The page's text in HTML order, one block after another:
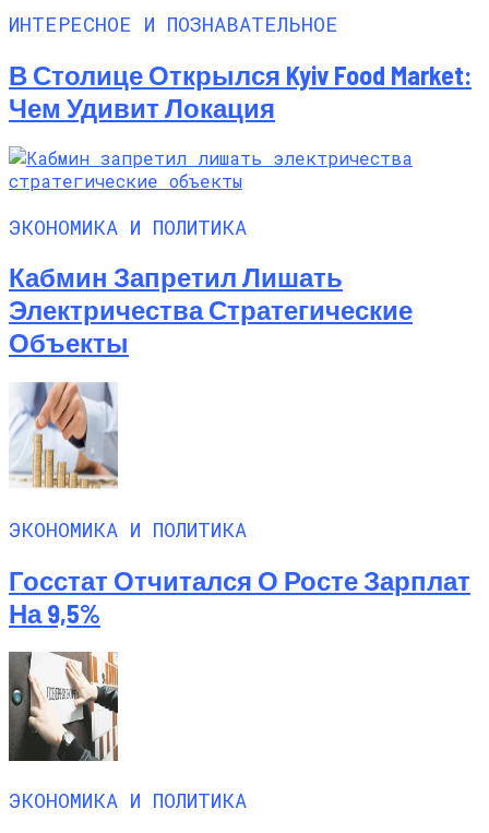
ИНТЕРЕСНОЕ И ПОЗНАВАТЕЛЬНОЕ
В Столице Открылся Kyiv Food Market:
Чем Удивит Локация
ЭКОНОМИКА И ПОЛИТИКА
Кабмин Запретил Лишать
Электричества Стратегические
Объекты
ЭКОНОМИКА И ПОЛИТИКА
Госстат Отчитался О Росте Зарплат
На 9,5%
ЭКОНОМИКА И ПОЛИТИКА